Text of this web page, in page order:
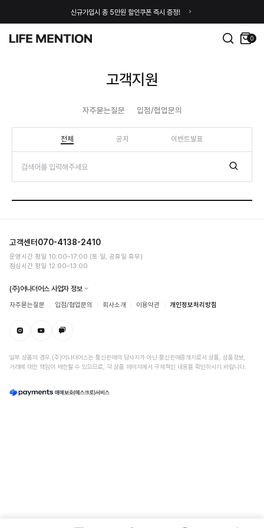
신규가입시 총 5만원 할인쿠폰 즉시 증정!
0
고객지원
자주묻는질문 입점/협업문의
전체 공지 이벤트발표
고객센터 070-4138-2410
운영시간 평일 10:00–17:00 (토·일, 공휴일 휴무)
점심시간 평일 12:00–13:00
(주)어나더어스 사업자 정보
자주묻는질문 입점/협업문의 회사소개 이용약관 개인정보처리방침
일부 상품의 경우 (주)어나더어스는 통신판매의 당사자가 아닌 통신판매중개자로서 상품, 상품정보,
거래에 대한 책임이 제한될 수 있으므로, 각 상품 페이지에서 구체적인 내용을 확인하시기 바랍니다.